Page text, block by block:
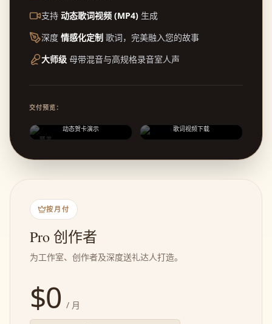
支持 动态歌词视频 (MP4) 生成
深度 情感化定制 歌词，完美融入您的故事
大师级 母带混音与高规格录音室人声
交付预览：
预览
动态贺卡演示 歌词视频下载
按月付
Pro 创作者
为工作室、创作者及深度送礼达人打造。
$0 / 月